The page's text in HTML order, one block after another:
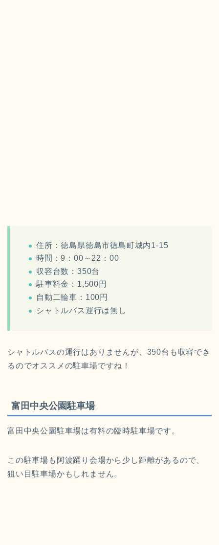
住所：徳島県徳島市徳島町城内1-15
時間：9：00～22：00
収容台数：350台
駐車料金：1,500円
自動二輪車：100円
シャトルバス運行は無し
シャトルバスの運行はありませんが、350台も収容でき
るのでオススメの駐車場ですね！
富田中央公園駐車場
富田中央公園駐車場は有料の臨時駐車場です。
この駐車場も阿波踊り会場から少し距離があるので、
狙い目駐車場かもしれません。